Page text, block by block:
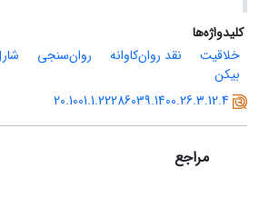
کلیدواژه‌ها
خلاقیت
نقد روان‌کاوانه روان‌سنجی
بیکن
20.1001.1.22286039.1400.26.3.12.4
مراجع